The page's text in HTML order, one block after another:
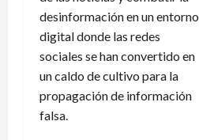
desinformación en un entorno
digital donde las redes
sociales se han convertido en
un caldo de cultivo para la
propagación de información
falsa.